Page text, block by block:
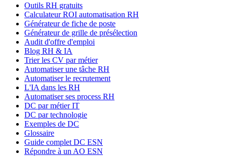
Outils RH gratuits
Calculateur ROI automatisation RH
Générateur de fiche de poste
Générateur de grille de présélection
Audit d'offre d'emploi
Blog RH & IA
Trier les CV par métier
Automatiser une tâche RH
Automatiser le recrutement
L'IA dans les RH
Automatiser ses process RH
DC par métier IT
DC par technologie
Exemples de DC
Glossaire
Guide complet DC ESN
Répondre à un AO ESN